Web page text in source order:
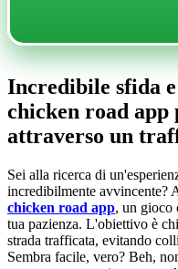
Incredibile sfida
chicken road
attraverso un
Sei alla ricerca di
incredibilmente avvincente?
chicken road app, un gioco
tua pazienza. L'obiettivo è
strada trafficata, evitando
Sembra facile, vero? Beh,